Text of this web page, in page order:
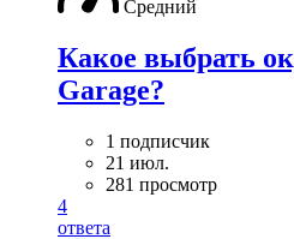
Средний
Какое выбрать
Garage?
1 подписчик
21 июл.
281 просмотр
4
ответа